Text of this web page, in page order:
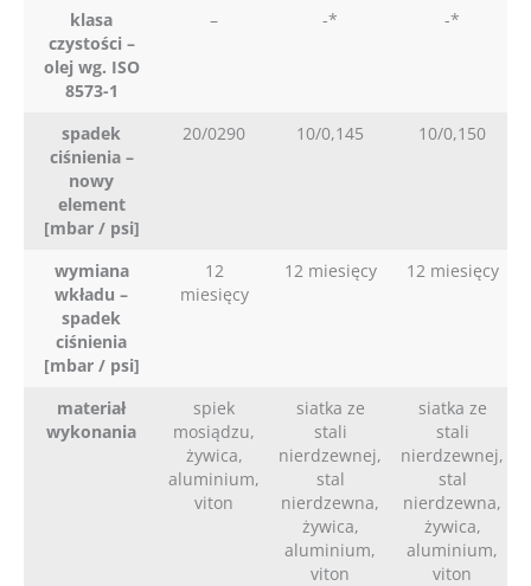
klasa
czystości –
olej wg. ISO
8573-1
– -* -*
spadek
ciśnienia –
nowy
element
[mbar / psi]
20/0290 10/0,145 10/0,150
wymiana
wkładu –
spadek
ciśnienia
[mbar / psi]
12
miesięcy
12 miesięcy 12 miesięcy
materiał
wykonania
spiek
mosiądzu,
żywica,
aluminium,
viton
siatka ze
stali
nierdzewnej,
stal
nierdzewna,
żywica,
aluminium,
viton
siatka ze
stali
nierdzewnej,
stal
nierdzewna,
żywica,
aluminium,
viton